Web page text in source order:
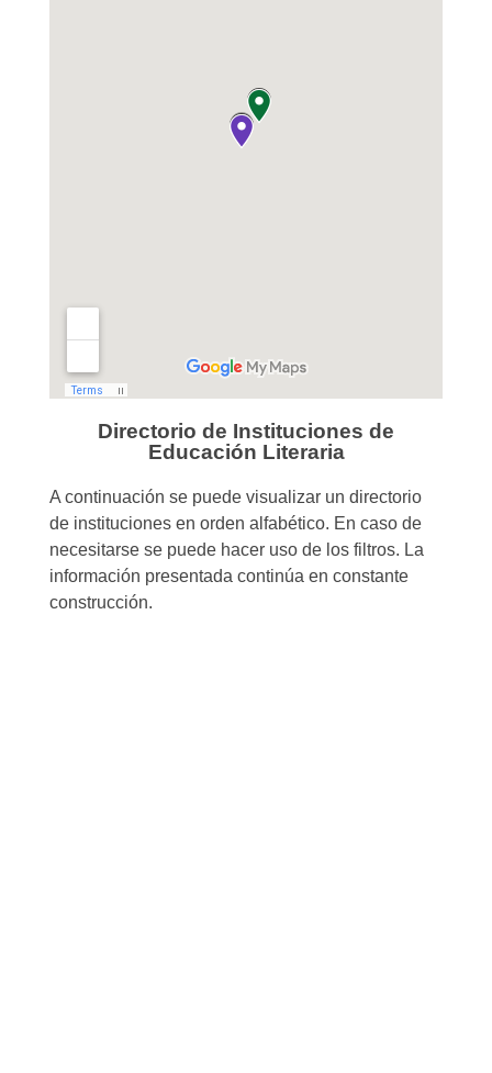
Directorio de Instituciones de
Educación Literaria
A continuación se puede visualizar un directorio
de instituciones en orden alfabético. En caso de
necesitarse se puede hacer uso de los filtros. La
información presentada continúa en constante
construcción.